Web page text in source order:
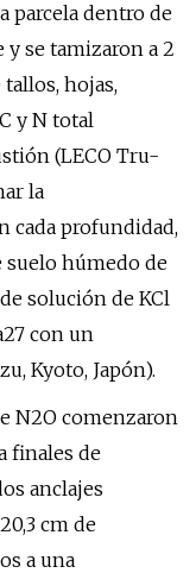
parcela dentro de
y se tamizaron a 2
hojas,
y N total
(LECO Tru-
la
cada profundidad,
suelo húmedo de
solución de KCl
con un
Kyoto, Japón).
N2O comenzaron
finales de
anclajes
cm de
a una